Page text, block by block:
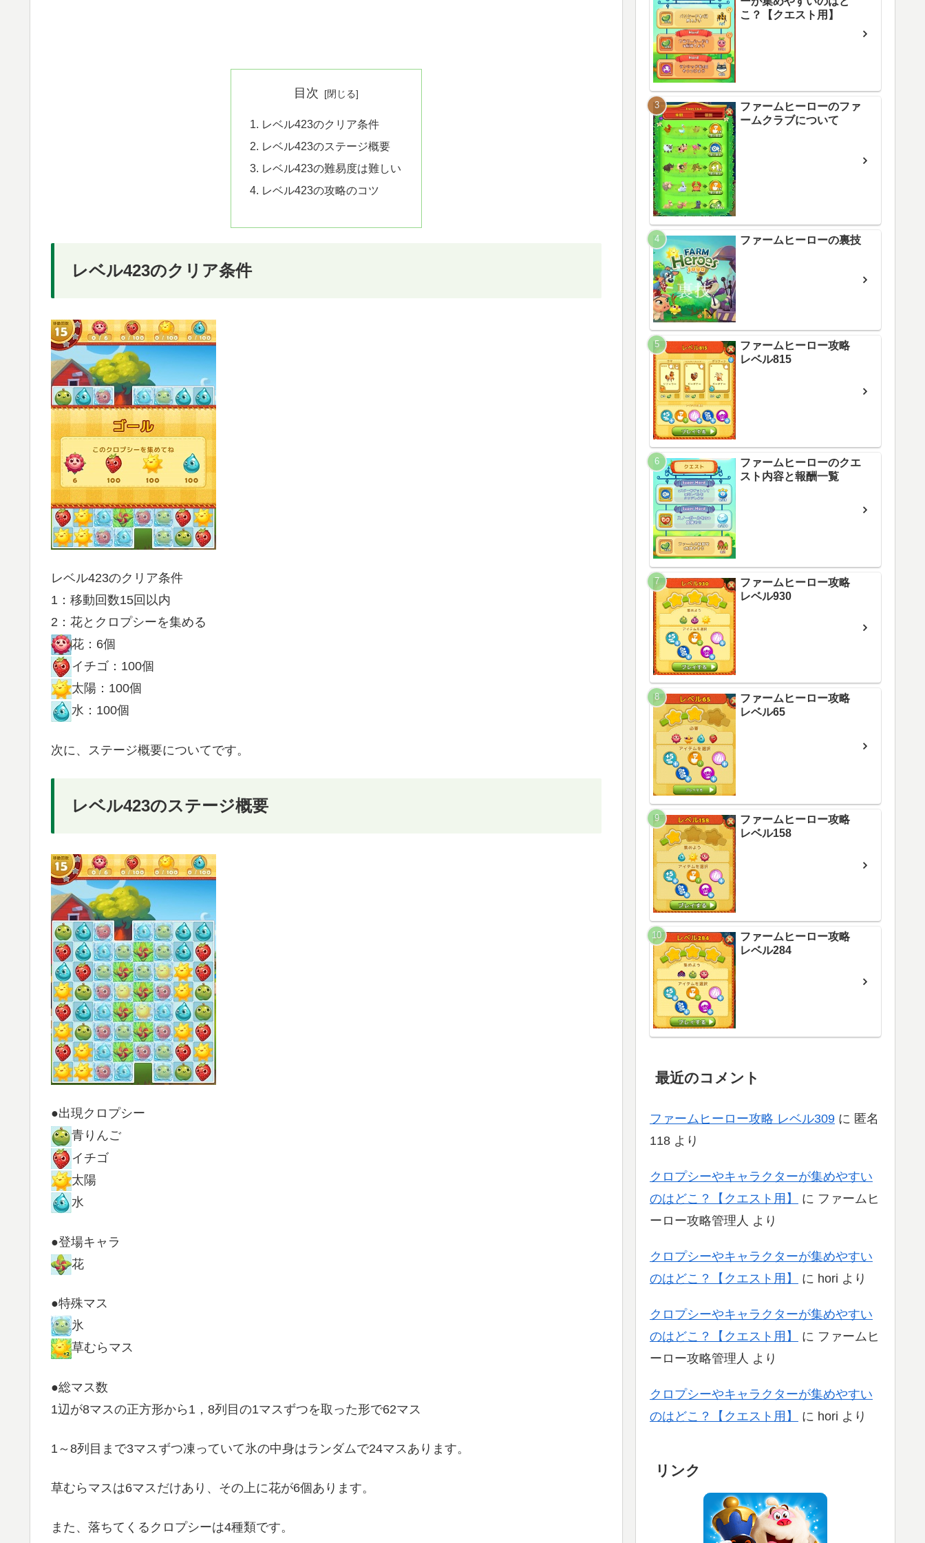
目次
レベル423のクリア条件
レベル423のステージ概要
レベル423の難易度は難しい
レベル423の攻略のコツ
レベル423のクリア条件
レベル423のクリア条件
1：移動回数15回以内
2：花とクロプシーを集める
花：6個
イチゴ：100個
太陽：100個
水：100個
次に、ステージ概要についてです。
レベル423のステージ概要
●出現クロプシー
青りんご
イチゴ
太陽
水
●登場キャラ
花
●特殊マス
氷
草むらマス
●総マス数
1辺が8マスの正方形から1，8列目の1マスずつを取った形で62マス
1～8列目まで3マスずつ凍っていて氷の中身はランダムで24マスあります。
草むらマスは6マスだけあり、その上に花が6個あります。
また、落ちてくるクロプシーは4種類です。
こ？【クエスト用】
ファームヒーローのファ
ームクラブについて
ファームヒーローの裏技
ファームヒーロー攻略
レベル815
ファームヒーローのクエ
スト内容と報酬一覧
ファームヒーロー攻略
レベル930
ファームヒーロー攻略
レベル65
ファームヒーロー攻略
レベル158
ファームヒーロー攻略
レベル284
最近のコメント
ファームヒーロー攻略 レベル309 に 匿名
118 より
クロプシーやキャラクターが集めやすい
のはどこ？【クエスト用】
に ファームヒ
ーロー攻略管理人 より
クロプシーやキャラクターが集めやすい
のはどこ？【クエスト用】
に hori より
クロプシーやキャラクターが集めやすい
のはどこ？【クエスト用】
に ファームヒ
ーロー攻略管理人 より
クロプシーやキャラクターが集めやすい
のはどこ？【クエスト用】
に hori より
リンク